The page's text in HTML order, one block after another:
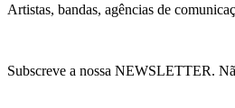
Artistas, bandas, agências de
Subscreve a nossa NEWSLETTER.